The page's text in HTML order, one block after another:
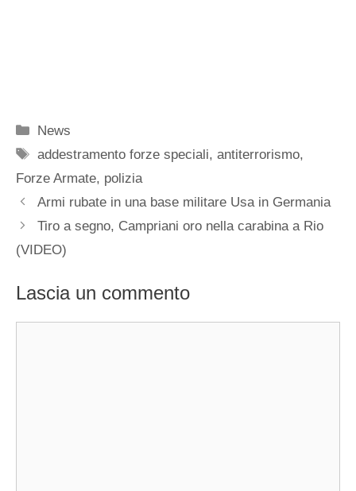
Categorie
News
Tag
addestramento forze speciali,antiterrorismo,
Forze Armate, polizia
Armi rubate in una base militare Usa in Germania
Tiro a segno, Campriani oro nella carabina a Rio
(VIDEO)
Lascia un commento